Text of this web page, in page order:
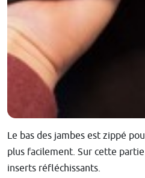
Le bas des jambes est zippé
plus facilement. Sur cette
inserts réfléchissants.